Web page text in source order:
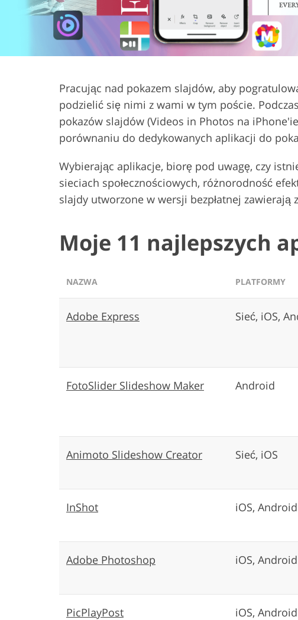
Usługi retuszu produktów Usługi retuszu biżuterii
Pracując nad pokazem slajdów, aby
podzielić się nimi z wami w tym poście.
pokazów slajdów (Videos in Photos na
porównaniu do dedykowanych aplikacji do
Wybierając aplikacje, biorę pod uwagę, czy
sieciach społecznościowych, różnorodność
slajdy utworzone w wersji bezpłatnej zawierają
Moje 11 najlepszych
NAZWA PLATFORMY
Adobe Express Sieć, iOS,
FotoSlider Slideshow Maker Android
Animoto Slideshow Creator Sieć, iOS
InShot iOS, Android
Adobe Photoshop iOS, Android
PicPlayPost iOS, Android